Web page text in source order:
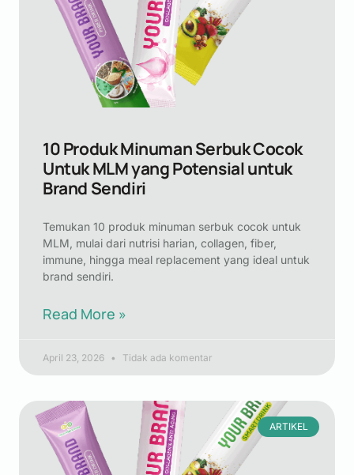
10 Produk Minuman Serbuk Cocok
Untuk MLM yang Potensial untuk
Brand Sendiri
Temukan 10 produk minuman serbuk cocok untuk
MLM, mulai dari nutrisi harian, collagen, fiber,
immune, hingga meal replacement yang ideal untuk
brand sendiri.
Read More »
April 23, 2026 Tidak ada komentar
ARTIKEL